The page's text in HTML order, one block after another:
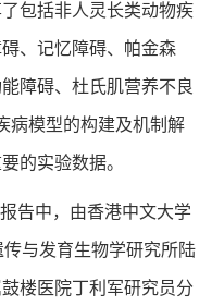
包括非人灵长类动物疾
、记忆障碍、帕金森
障碍、杜氏肌营养不良
病模型的构建及机制解
的实验数据。
告中，由香港中文大学
与发育生物学研究所陆
楼医院丁利军研究员分